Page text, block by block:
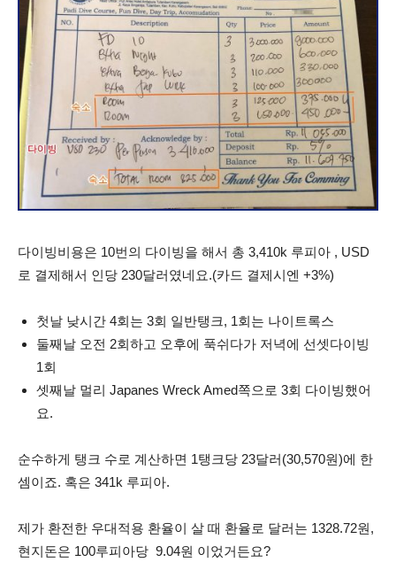
다이빙비용은 10번의 다이빙을 해서 총 3,410k 루피아 , USD
로 결제해서 인당 230달러였네요.(카드 결제시엔 +3%)
첫날 낮시간 4회는 3회 일반탱크, 1회는 나이트록스
둘째날 오전 2회하고 오후에 푹쉬다가 저녁에 선셋다이빙
1회
셋째날 멀리 Japanes Wreck Amed쪽으로 3회 다이빙했어
요.
순수하게 탱크 수로 계산하면 1탱크당 23달러(30,570원)에 한
셈이죠. 혹은 341k 루피아.
제가 환전한 우대적용 환율이 살 때 환율로 달러는 1328.72원,
현지돈은 100루피아당 9.04원 이었거든요?